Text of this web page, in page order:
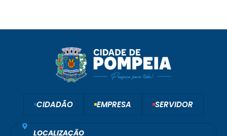
CIDADÃO EMPRESA SERVIDOR
LOCALIZAÇÃO